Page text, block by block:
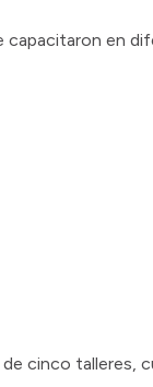
capacitaron en
cinco talleres,